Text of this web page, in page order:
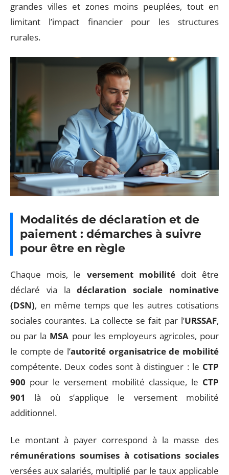
grandes villes et zones moins peuplées, tout en
limitant l’impact financier pour les structures
rurales.
Modalités de déclaration et de
paiement : démarches à suivre
pour être en règle
Chaque mois, le versement mobilitédoit être
déclaré via ladéclaration sociale nominative
(DSN), en même temps que les autres cotisations
sociales courantes. La collecte se fait par l’URSSAF,
ou par la MSA pour les employeurs agricoles, pour
le compte de l’autorité organisatrice de mobilité
compétente. Deux codes sont à distinguer : le CTP
900 pour le versement mobilité classique, le CTP
901
là où s’applique le versement mobilité
additionnel.
Le montant à payer correspond à la masse des
rémunérations soumises à cotisations sociales
versées aux salariés, multiplié par le taux applicable